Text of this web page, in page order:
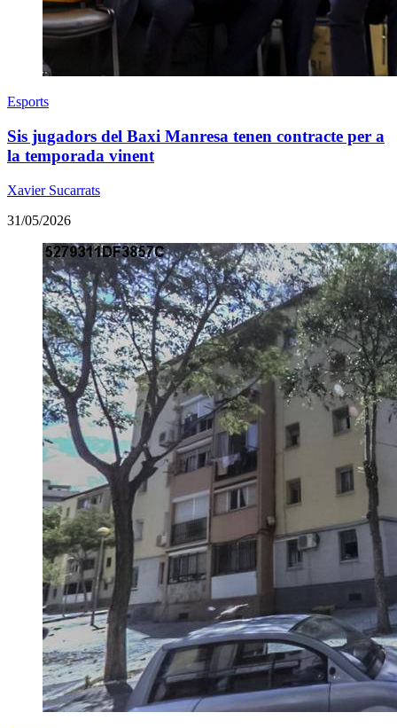
Esports
Sis jugadors del Baxi Manresa tenen contracte per a
la temporada vinent
Xavier Sucarrats
31/05/2026